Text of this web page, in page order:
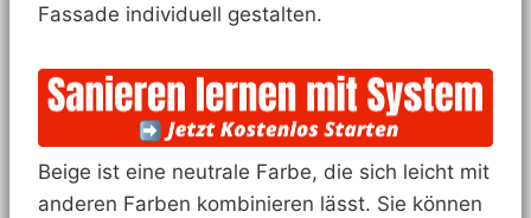
Fassade individuell gestalten.
Beige ist eine neutrale Farbe, die sich leicht mit
anderen Farben kombinieren lässt. Sie können